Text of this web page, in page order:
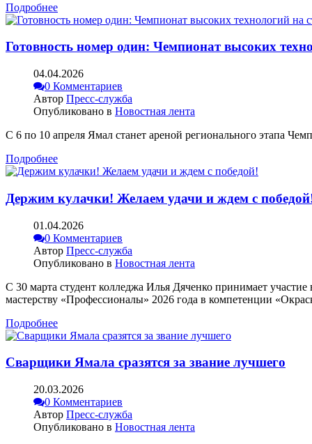
Подробнее
Готовность номер один: Чемпионат высоких
04.04.2026
0 Комментариев
Автор Пресс-служба
Опубликовано в Новостная лента
С 6 по 10 апреля Ямал станет ареной регионального этапа
Подробнее
Держим кулачки! Желаем удачи и ждем с
01.04.2026
0 Комментариев
Автор Пресс-служба
Опубликовано в Новостная лента
С 30 марта студент колледжа Илья Дяченко принимает
мастерству «Профессионалы» 2026 года в компетенции
Подробнее
Сварщики Ямала сразятся за звание лучшего
20.03.2026
0 Комментариев
Автор Пресс-служба
Опубликовано в Новостная лента